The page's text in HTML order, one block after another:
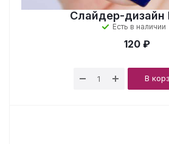
Слайдер-дизайн
Есть в наличии
120 ₽
В